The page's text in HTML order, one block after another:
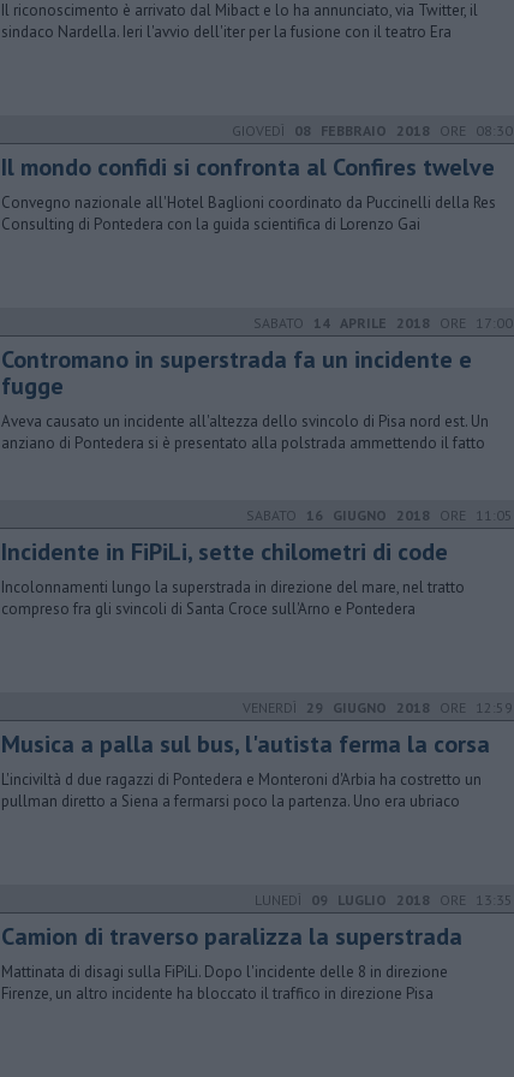
Il riconoscimento è arrivato dal Mibact e lo ha annunciato, via Twitter, il
sindaco Nardella. Ieri l'avvio dell'iter per la fusione con il teatro Era
GIOVEDÌ 08 FEBBRAIO 2018 ORE 08:30
Il mondo confidi si confronta al Confires twelve
Convegno nazionale all'Hotel Baglioni coordinato da Puccinelli della Res
Consulting di Pontedera con la guida scientifica di Lorenzo Gai
SABATO 14 APRILE 2018 ORE 17:00
Contromano in superstrada fa un incidente e
fugge
Aveva causato un incidente all'altezza dello svincolo di Pisa nord est. Un
anziano di Pontedera si è presentato alla polstrada ammettendo il fatto
SABATO 16 GIUGNO 2018 ORE 11:05
Incidente in FiPiLi, sette chilometri di code
Incolonnamenti lungo la superstrada in direzione del mare, nel tratto
compreso fra gli svincoli di Santa Croce sull'Arno e Pontedera
VENERDÌ 29 GIUGNO 2018 ORE 12:59
Musica a palla sul bus, l'autista ferma la corsa
L'inciviltà d due ragazzi di Pontedera e Monteroni d'Arbia ha costretto un
pullman diretto a Siena a fermarsi poco la partenza. Uno era ubriaco
LUNEDÌ 09 LUGLIO 2018 ORE 13:35
Camion di traverso paralizza la superstrada
Mattinata di disagi sulla FiPiLi. Dopo l'incidente delle 8 in direzione
Firenze, un altro incidente ha bloccato il traffico in direzione Pisa